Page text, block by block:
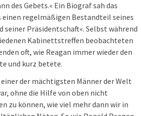
des Gebets.« Ein Biograf sah das
einen regelmäßigen Bestandteil seines
seiner Präsidentschaft«. Selbst während
Kabinettstreffen beobachteten
oft, wie Reagan immer wieder den
und kurz betete.
einer der mächtigsten Männer der Welt
ohne die Hilfe von oben nicht
zu können, wie viel mehr dann wir in